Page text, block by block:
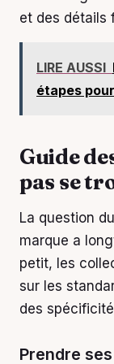
et des détails
LIRE AUSSI
étapes
Guide
pas se
La question
marque a
petit, les
sur les
des
Prendre